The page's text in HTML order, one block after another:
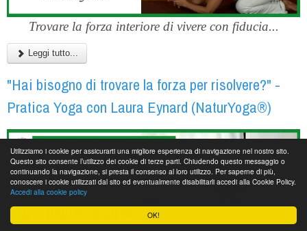
OK!
Utilizziamo i cookie per assicurarti una migliore esperienza di navigazione nel nostro sito.
Questo sito consente l’utilizzo dei cookie di terze parti. Chiudendo questo messaggio o
continuando la navigazione, si presta il consenso al loro utilizzo. Per saperne di più,
conoscere i cookie utilizzati dal sito ed eventualmente disabilitarli accedi alla Cookie Policy.
Accedi alla cookie policy
Trovare la forza interiore di vivere con fiducia...
Leggi tutto...
"Hai bisogno di trovare la forza per risolvere?" -
Pratica Yoga con Laura Eynard (NaturYoga®)